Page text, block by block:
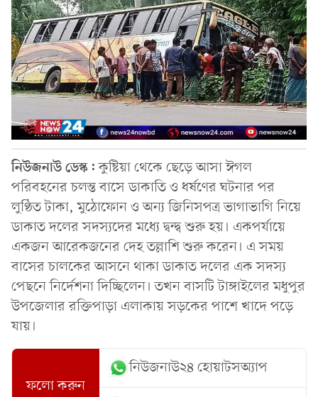
নিউজনাউ ডেস্ক:কুষ্টিয়া থেকে ছেড়ে আসা ঈগল
পরিবহনের চলন্ত বাসে ডাকাতি ও ধর্ষণের ঘটনার পর
লুণ্ঠিত টাকা, মুঠোফোন ও অন্য জিনিসপত্র ভাগাভাগি নিয়ে
ডাকাত দলের সদস্যদের মধ্যে দ্বন্দ্ব শুরু হয়। একপর্যায়ে
একজন আরেকজনের দেহ তল্লাশি শুরু করেন। এ সময়
বাসের চালকের আসনে থাকা ডাকাত দলের এক সদস্য
পেছনে নির্দেশনা দিচ্ছিলেন। তখন বাসটি টাঙ্গাইলের মধুপুর
উপজেলার রক্তিপাড়া এলাকায় সড়কের পাশে খাদে পড়ে
যায়।
ফলো করুন
নিউজনাউ২৪ হোয়াটসঅ্যাপ